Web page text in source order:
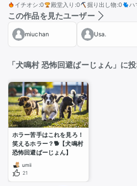
イチオシ :0 殿堂入り :0 掘り出し物 :0 ハ
この作品を見たユーザー
miuchan Usa.
「犬鳴村 恐怖回避ばーじょん」に
ホラー苦手はこれを見ろ！
笑えるホラー？🐕【犬鳴村
恐怖回避ばーじょん】
umii
21